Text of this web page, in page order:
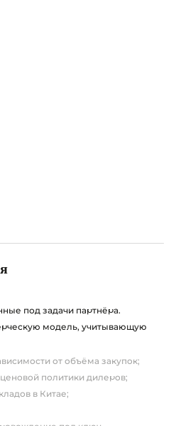
под задачи партнёра.
модель, учитывающую
от объёма закупок;
политики дилеров;
в Китае;